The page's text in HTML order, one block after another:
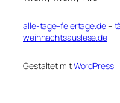
alle-tage-feiertage.de–
weihnachtsauslese.de
Gestaltet mitWordPress